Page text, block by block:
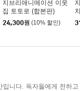
지브리애니메이션 이웃
집 토토로 (합본판)
24,300원 (10% 할인)
니다. 독자들에게 전하